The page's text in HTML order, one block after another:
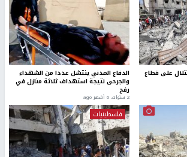
على قطاع الدفاع المدني ينتشل عددا من الشهداء
والجرحى نتيجة استهداف ثلاثة منازل في
رفح
2 سنوات، 6 أشهر ago
فلسطينيات